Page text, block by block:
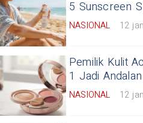
5 Sunscreen
NASIONAL 12
Pemilik Kulit
1 Jadi
NASIONAL 12